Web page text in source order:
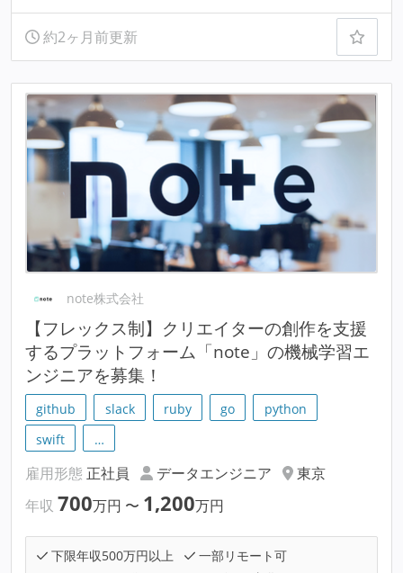
約2ヶ月前更新
note株式会社
【フレックス制】クリエイターの創作を支援
するプラットフォーム「note」の機械学習エ
ンジニアを募集！
github slack ruby go
python
swift
…
雇用形態 正社員 データエンジニア
東京
年収 700万円 〜 1,200万円
下限年収500万円以上
一部リモート可